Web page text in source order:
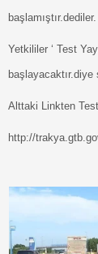
başlamıştır.dediler.
Yetkililer ‘ Test
başlayacaktır.diye
Alttaki Linkten
http://